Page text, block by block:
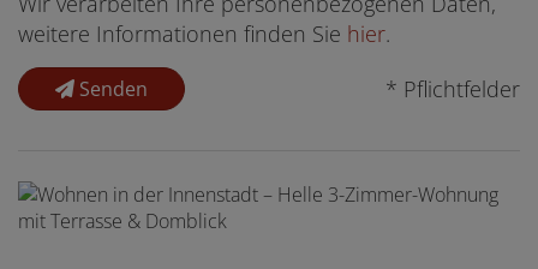
weitere Informationen finden Sie hier.
Senden * Pflichtfelder